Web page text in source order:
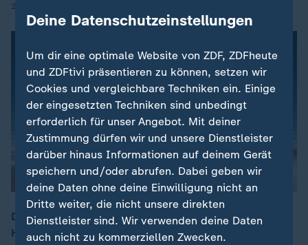
21.01.2017 | 09:05
00:05
Der neue US-Präsident Donald Trump ist ins Weiße
Haus eingezogen.
Deine Datenschutzeinstellungen
Um dir eine optimale Website von ZDF, ZDFheute
und ZDFtivi präsentieren zu können, setzen wir
Cookies und vergleichbare Techniken ein. Einige
der eingesetzten Techniken sind unbedingt
erforderlich für unser Angebot. Mit deiner
Zustimmung dürfen wir und unsere Dienstleister
darüber hinaus Informationen auf deinem Gerät
speichern und/oder abrufen. Dabei geben wir
deine Daten ohne deine Einwilligung nicht an
Dritte weiter, die nicht unsere direkten
Dienstleister sind. Wir verwenden deine Daten
auch nicht zu kommerziellen Zwecken.